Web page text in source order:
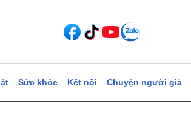
Sức khỏe Kết nối Chuyện người già